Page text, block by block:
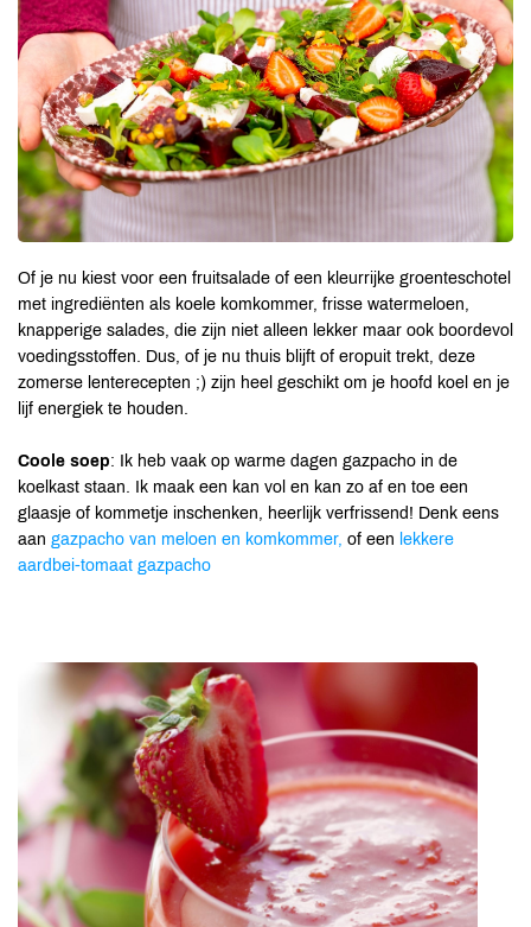
Of je nu kiest voor een fruitsalade of een kleurrijke groenteschotel
met ingrediënten als koele komkommer, frisse watermeloen,
knapperige salades, die zijn niet alleen lekker maar ook boordevol
voedingsstoffen. Dus, of je nu thuis blijft of eropuit trekt, deze
zomerse lenterecepten ;) zijn heel geschikt om je hoofd koel en je
lijf energiek te houden.
Coole soep: Ik heb vaak op warme dagen gazpacho in de
koelkast staan. Ik maak een kan vol en kan zo af en toe een
glaasje of kommetje inschenken, heerlijk verfrissend! Denk eens
aan gazpacho van meloen en komkommer, of een lekkere
aardbei-tomaat gazpacho